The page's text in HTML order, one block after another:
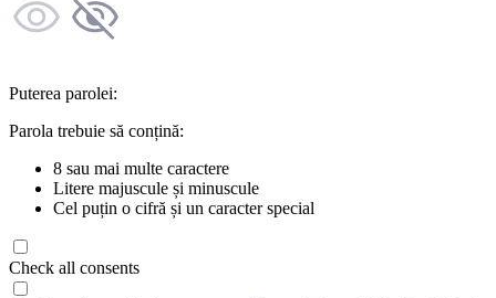
Puterea parolei:
Parola trebuie să conțină:
8 sau mai multe caractere
Litere majuscule și minuscule
Cel puțin o cifră și un caracter special
Check all consents